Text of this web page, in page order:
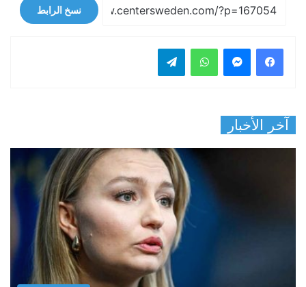
نسخ الرابط
فيسبوك واتساب
آخر الأخبار